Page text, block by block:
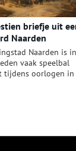
schip gebeurd
ooit bij
briefje uit
Naarden
Naarden is in
vaak speelbal
tijdens oorlogen in